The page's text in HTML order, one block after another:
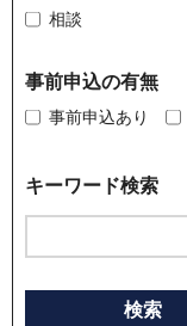
相談
事前申込の有無
事前申込あり
キーワード検索